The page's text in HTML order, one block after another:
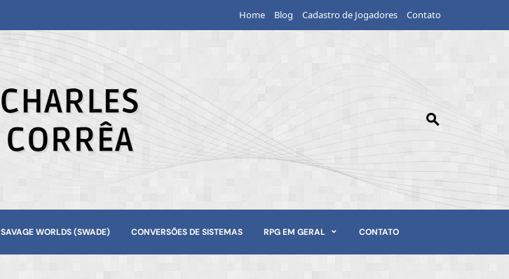
Home Blog Cadastro de Jogadores Contato
SAVAGE WORLDS (SWADE) CONVERSÕES DE SISTEMAS RPG EM GERAL CONTATO